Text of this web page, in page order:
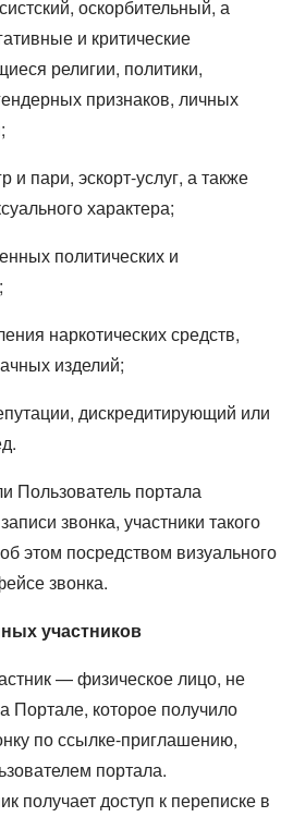
оскорбительный, а
и критические
религии, политики,
признаков, личных
и пари, эскорт-услуг, а также
характера;
политических и
наркотических средств,
изделий;
дискредитирующий или
Пользователь портала
звонка, участники такого
этом посредством визуального
звонка.
участников
— физическое лицо, не
Портале, которое получило
по ссылке-приглашению,
портала.
получает доступ к переписке в